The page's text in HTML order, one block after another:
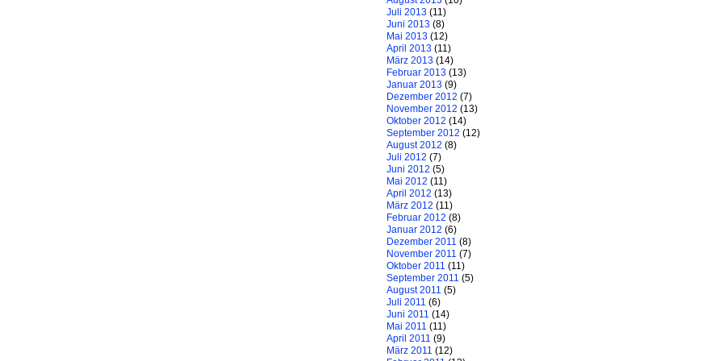
Juli 2013 (11)
Juni 2013 (8)
Mai 2013 (12)
April 2013 (11)
März 2013 (14)
Februar 2013 (13)
Januar 2013 (9)
Dezember 2012 (7)
November 2012 (13)
Oktober 2012 (14)
September 2012 (12)
August 2012 (8)
Juli 2012 (7)
Juni 2012 (5)
Mai 2012 (11)
April 2012 (13)
März 2012 (11)
Februar 2012 (8)
Januar 2012 (6)
Dezember 2011 (8)
November 2011 (7)
Oktober 2011 (11)
September 2011 (5)
August 2011 (5)
Juli 2011 (6)
Juni 2011 (14)
Mai 2011 (11)
April 2011 (9)
März 2011 (12)